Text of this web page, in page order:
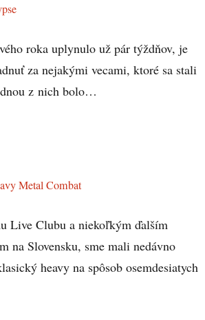
roka uplynulo už pár týždňov, je
za nejakými vecami, ktoré sa stali
z nich bolo…
Metal Combat
Live Clubu a niekoľkým ďalším
na Slovensku, sme mali nedávno
heavy na spôsob osemdesiatych